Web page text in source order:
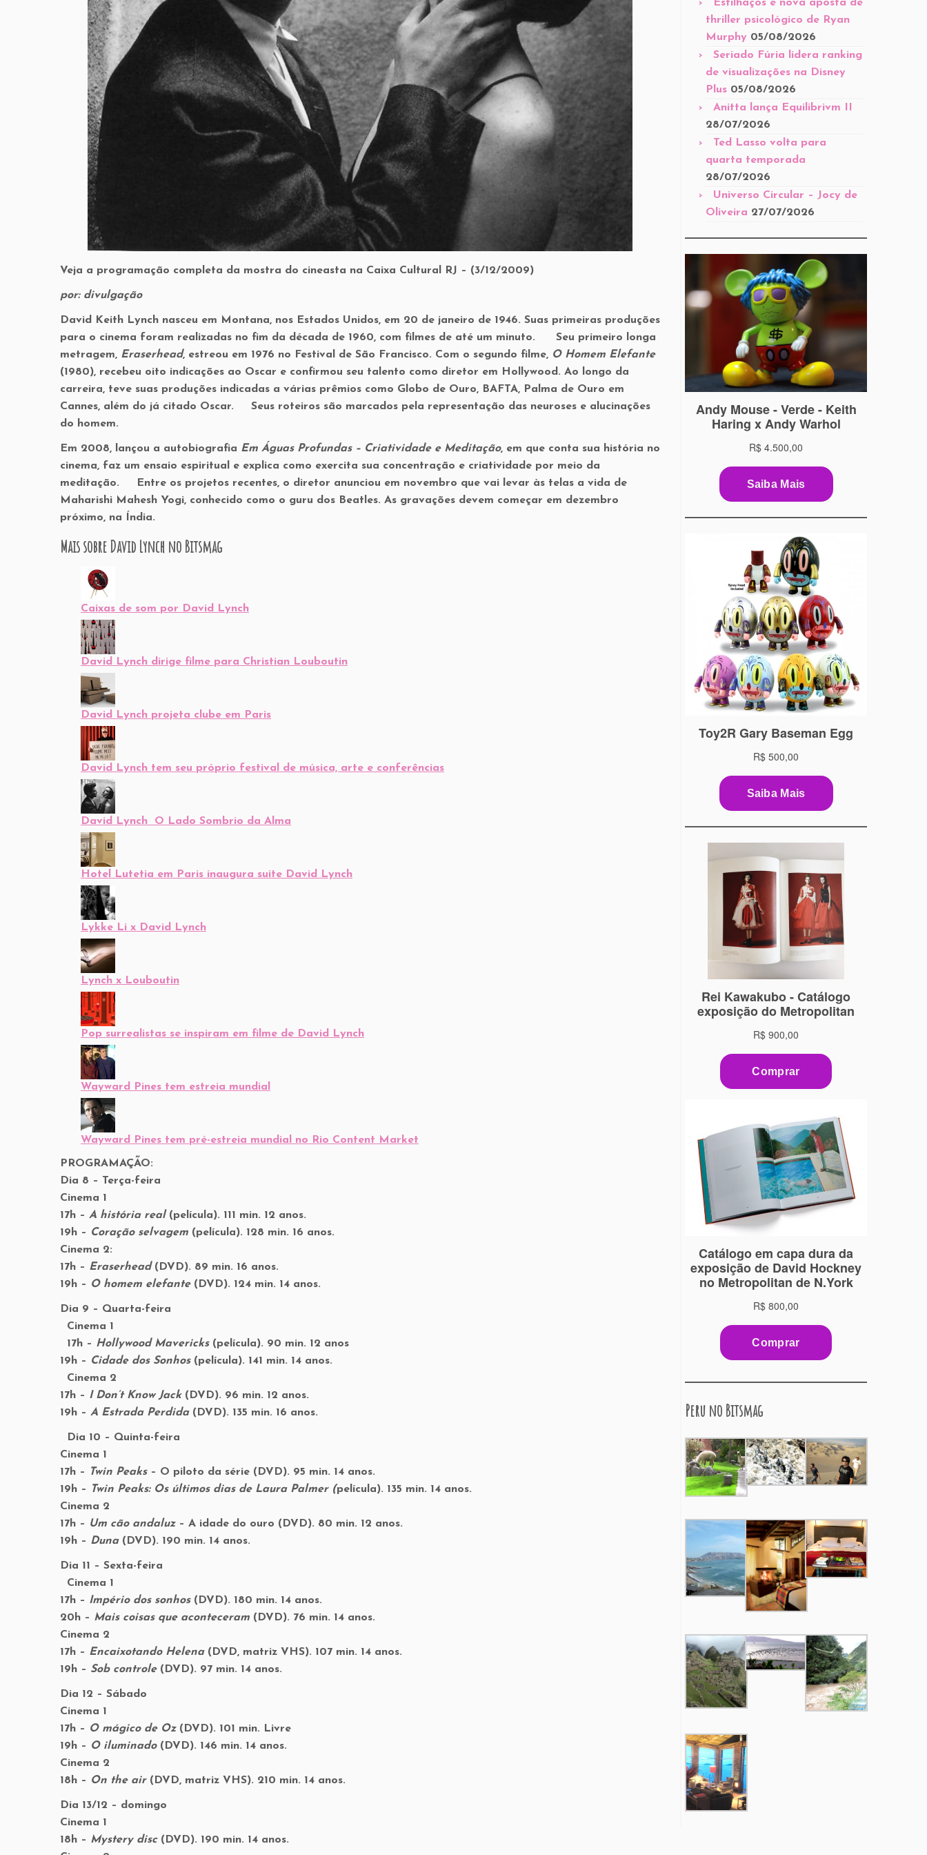
Veja a programação completa da mostra do cineasta na Caixa Cultural RJ – (3/12/2009)
por: divulgação
David Keith Lynch nasceu em Montana, nos Estados Unidos, em 20 de janeiro de 1946. Suas primeiras produções
para o cinema foram realizadas no fim da década de 1960, com filmes de até um minuto. Seu primeiro longa
metragem, Eraserhead, estreou em 1976 no Festival de São Francisco. Com o segundo filme, O Homem Elefante
(1980), recebeu oito indicações ao Oscar e confirmou seu talento como diretor em Hollywood. Ao longo da
carreira, teve suas produções indicadas a várias prêmios como Globo de Ouro, BAFTA, Palma de Ouro em
Cannes, além do já citado Oscar. Seus roteiros são marcados pela representação das neuroses e alucinações
do homem.
Em 2008, lançou a autobiografia Em Águas Profundas – Criatividade e Meditação, em que conta sua história no
cinema, faz um ensaio espiritual e explica como exercita sua concentração e criatividade por meio da
meditação. Entre os projetos recentes, o diretor anunciou em novembro que vai levar às telas a vida de
Maharishi Mahesh Yogi, conhecido como o guru dos Beatles. As gravações devem começar em dezembro
próximo, na Índia.
Mais sobre David Lynch no Bitsmag
Caixas de som por David Lynch
David Lynch dirige filme para Christian Louboutin
David Lynch projeta clube em Paris
David Lynch tem seu próprio festival de música, arte e conferências
David Lynch  O Lado Sombrio da Alma
Hotel Lutetia em Paris inaugura suite David Lynch
Lykke Li x David Lynch
Lynch x Louboutin
Pop surrealistas se inspiram em filme de David Lynch
Wayward Pines tem estreia mundial
Wayward Pines tem pré-estreia mundial no Rio Content Market
PROGRAMAÇÃO:
Dia 8 – Terça-feira
Cinema 1
17h – A história real (película). 111 min. 12 anos.
19h – Coração selvagem (película). 128 min. 16 anos.
Cinema 2:
17h – Eraserhead(DVD). 89 min. 16 anos.
19h – O homem elefante(DVD). 124 min. 14 anos.
Dia 9 – Quarta-feira
Cinema 1
17h – Hollywood Mavericks(película). 90 min. 12 anos
19h – Cidade dos Sonhos(película). 141 min. 14 anos.
Cinema 2
17h – I Don’t Know Jack (DVD). 96 min. 12 anos.
19h – A Estrada Perdida(DVD). 135 min. 16 anos.
Dia 10 – Quinta-feira
Cinema 1
17h –
Twin Peaks– O piloto da série (DVD). 95 min. 14 anos.
19h –
Twin Peaks: Os últimos dias de Laura Palmer (película). 135 min. 14 anos.
Cinema 2
17h – Um cão andaluz – A idade do ouro (DVD). 80 min. 12 anos.
19h – Duna(DVD). 190 min. 14 anos.
Dia 11 – Sexta-feira
Cinema 1
17h – Império dos sonhos(DVD). 180 min. 14 anos.
20h – Mais coisas que aconteceram (DVD). 76 min. 14 anos.
Cinema 2
17h – Encaixotando Helena (DVD, matriz VHS). 107 min. 14 anos.
19h – Sob controle(DVD). 97 min. 14 anos.
Dia 12 – Sábado
Cinema 1
17h – O mágico de Oz(DVD). 101 min. Livre
19h – O iluminado(DVD). 146 min. 14 anos.
Cinema 2
18h – On the air (DVD, matriz VHS). 210 min. 14 anos.
Dia 13/12 – domingo
Cinema 1
18h – Mystery disc (DVD). 190 min. 14 anos.
Estilhaços é nova aposta de
thriller psicológico de Ryan
Murphy 05/08/2026
Seriado Fúria lidera ranking
de visualizações na Disney
Plus 05/08/2026
Anitta lança Equilibrivm II
28/07/2026
Ted Lasso volta para
quarta temporada
28/07/2026
Universo Circular – Jocy de
Oliveira 27/07/2026
Peru no Bitsmag